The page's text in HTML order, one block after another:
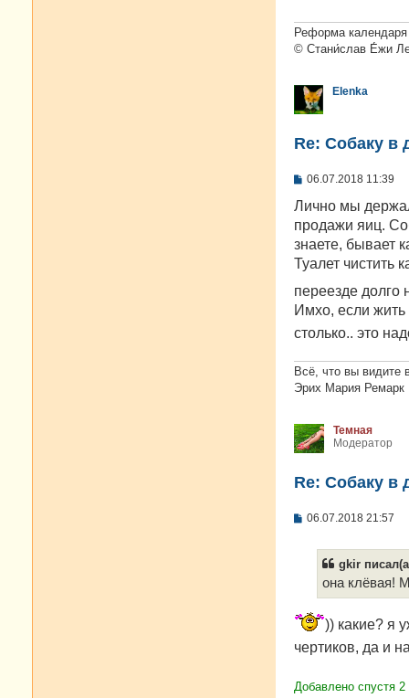
и
е
Реформа
© Стани́слав Е́жи
Elenka
Re: Собаку в
С
о
щ
е
и
06.07.2018 11:39
Лично мы
продажи яиц.
знаете, бывает
Туалет чистить
переезде долго
Имхо, если жить
столько.. это
Всё, что вы
Эрих Мария Ремарк
Темная
Модератор
Re: Собаку в
С
е
06.07.2018 21:57
gkir
она клёвая!
)) какие? я
чертиков, да и
Добавлено спустя